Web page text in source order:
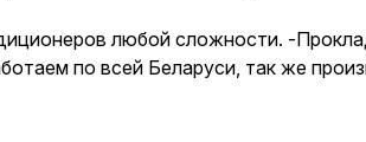
любой сложности. -
по всей Беларуси, так же